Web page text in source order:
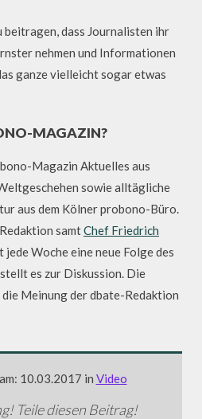
beitragen, dass Journalisten ihr
nehmen und Informationen
ganze vielleicht sogar etwas
MAGAZIN?
Magazin Aktuelles aus
sowie alltägliche
aus dem Kölner probono-Büro.
samtChef Friedrich
jede Woche eine neue Folge des
es zur Diskussion. Die
Meinung der dbate-Redaktion
10.03.2017 in Video
Teile diesen Beitrag!